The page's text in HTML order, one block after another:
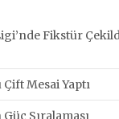
Fikstür
Mesai Yaptı
Sıralaması